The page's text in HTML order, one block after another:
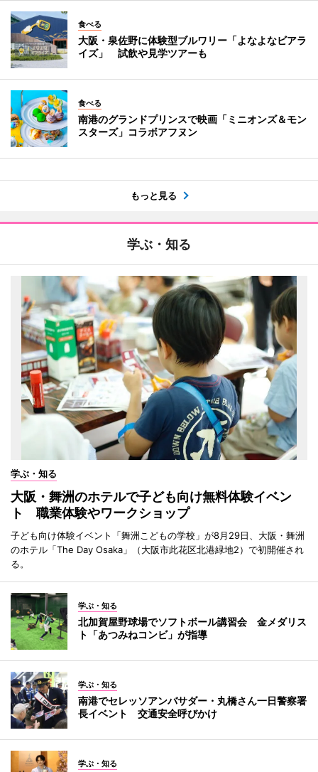
食べる
大阪・泉佐野に体験型ブルワリー「よなよなビアラ
イズ」 試飲や見学ツアーも
食べる
南港のグランドプリンスで映画「ミニオンズ＆モン
スターズ」コラボアフヌン
もっと見る
学ぶ・知る
学ぶ・知る
大阪・舞洲のホテルで子ども向け無料体験イベン
ト 職業体験やワークショップ
子ども向け体験イベント「舞洲こどもの学校」が8月29日、大阪・舞洲
のホテル「The Day Osaka」（大阪市此花区北港緑地2）で初開催され
る。
学ぶ・知る
北加賀屋野球場でソフトボール講習会 金メダリス
ト「あつみねコンビ」が指導
学ぶ・知る
南港でセレッソアンバサダー・丸橋さん一日警察署
長イベント 交通安全呼びかけ
学ぶ・知る